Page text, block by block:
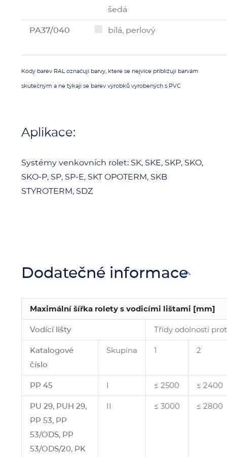
šedá
PA37/040 bílá, perlový
Kódy barev RAL označují barvy, které se nejvíce přibližují barvám
skutečným a ne týkají se barev výrobků vyrobených s PVC
Aplikace:
Systémy venkovních rolet: SK, SKE, SKP, SKO,
SKO-P, SP, SP-E, SKT OPOTERM, SKB
STYROTERM, SDZ
Dodatečné informace
Maximální šířka rolety s vodicími lištami [mm]
Vodící lišty Třídy odolnosti
Katalogové
číslo
Skupina 1 2
PP 45 I ≤ 2500 ≤ 2400
PU 29, PUH 29,
PP 53, PP
53/ODS, PP
53/ODS/20, PK
II ≤ 3000 ≤ 2800